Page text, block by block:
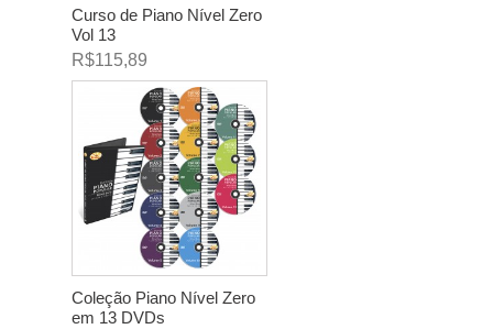
Curso de Piano Nível Zero
Vol 13
R$115,89
Coleção Piano Nível Zero
em 13 DVDs